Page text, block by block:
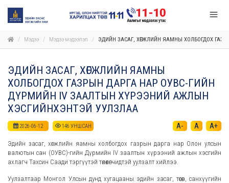
Мэдээ Мэдээ мэдээлэл ЭДИЙН ЗАСАГ, ХӨГЖЛИЙН ЯАМНЫ ХОЛБОГДОХ
ЭДИЙН ЗАСАГ, ХӨГЖЛИЙН ЯАМНЫ
ХОЛБОГДОХ ГАЗРЫН ДАРГА НАР ОУВС-ГИЙН
ДҮРМИЙН IV ЗААЛТЫН ХҮРЭЭНИЙ АЖЛЫН
ХЭСГИЙНХЭНТЭЙ УУЛЗЛАА
2026-06-12 146 УНШСАН A- A A+
Эдийн засаг, хөгжлийн яамны холбогдох газрын дарга нар Олон улсын
валютын сан (ОУВС)-гийн Дүрмийн IV заалтын хүрээний ажлын хэсгийн
ахлагч Тахсин Саади тэргүүтэй төлөөлөгчидтэй уулзалт хийлээ.
Уулзалтаар Монгол Улсын дунд хугацааны эдийн засаг, төсөв, санхүүгийн